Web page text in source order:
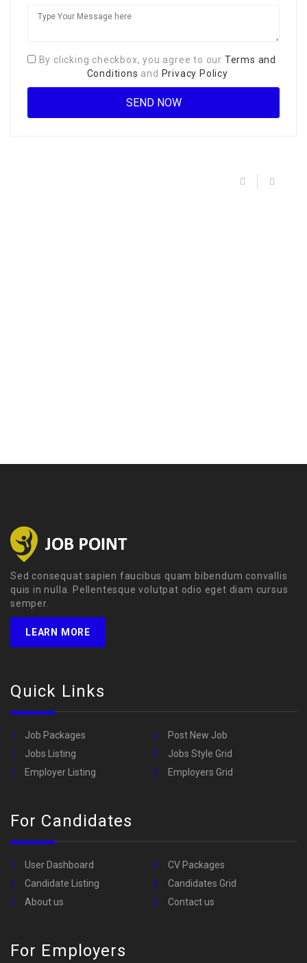
By clicking checkbox, you agree to our Terms and
Conditions and Privacy Policy
Sed consequat sapien faucibus quam bibendum convallis
quis in nulla. Pellentesque volutpat odio eget diam cursus
semper.
LEARN MORE
Quick Links
Job Packages
Post New Job
Jobs Listing
Jobs Style Grid
Employer Listing
Employers Grid
For Candidates
User Dashboard
CV Packages
Candidate Listing
Candidates Grid
About us
Contact us
For Employers